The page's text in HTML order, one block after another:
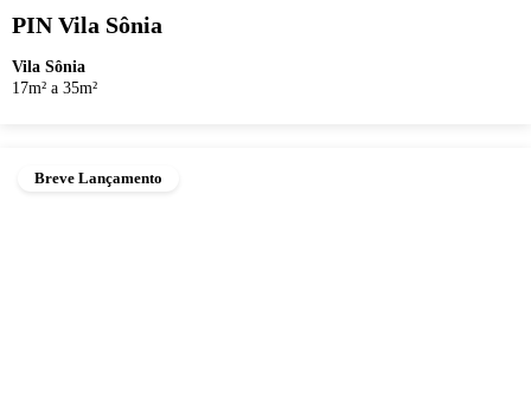
PIN Vila Sônia
Vila Sônia
17m² a 35m²
Breve Lançamento